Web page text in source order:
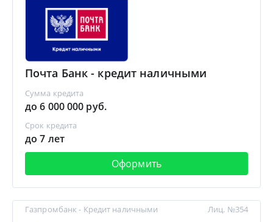
Почта Банк - кредит наличными
Сумма кредита
до 6 000 000 руб.
Срок кредита
до 7 лет
Оформить
Газпромбанк - Кредит наличными Лиц. №354